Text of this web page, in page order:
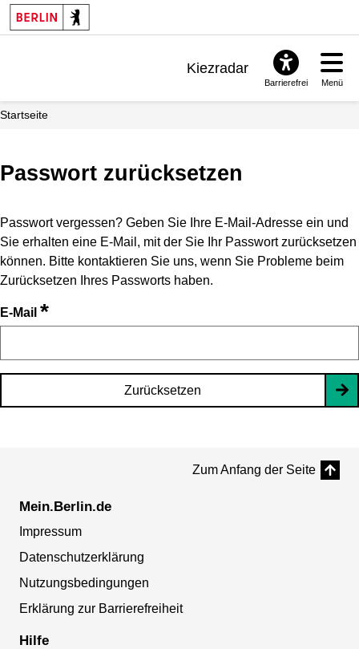
Kiezradar
Barrierefrei Menü
Startseite
Passwort zurücksetzen
Passwort vergessen? Geben Sie Ihre E-Mail-Adresse ein und
Sie erhalten eine E-Mail, mit der Sie Ihr Passwort zurücksetzen
können. Bitte kontaktieren Sie uns, wenn Sie Probleme beim
Zurücksetzen Ihres Passworts haben.
E-Mail *
Zurücksetzen
Zum Anfang der Seite
Mein.Berlin.de
Impressum
Datenschutzerklärung
Nutzungsbedingungen
Erklärung zur Barrierefreiheit
Hilfe